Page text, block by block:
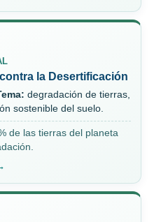
la Desertificación
degradación de tierras,
sostenible del suelo.
de las tierras del planeta